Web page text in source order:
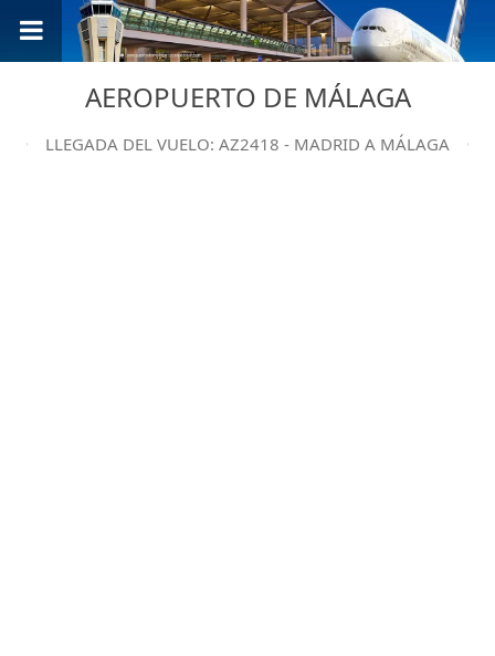
AEROPUERTO DE MÁLAGA
LLEGADA DEL VUELO: AZ2418 - MADRID A MÁLAGA